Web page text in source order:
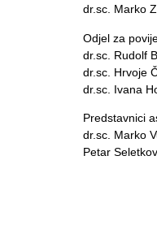
dr.sc. Marko
Odjel za
dr.sc. Rudolf
dr.sc. Hrvoje
dr.sc. Ivana
Predstavnici
dr.sc. Marko
Petar